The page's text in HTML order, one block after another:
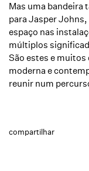
Mas uma bandeira
para Jasper
espaço nas
múltiplos
São estes e
moderna e
reunir num
compartilhar